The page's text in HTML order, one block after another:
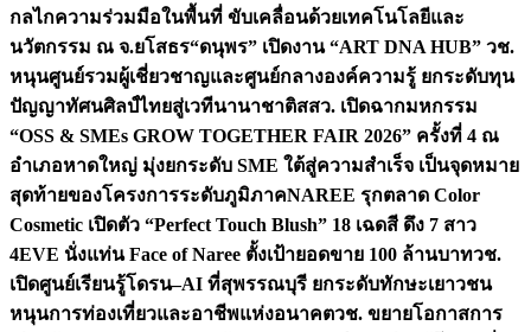
กลไกความร่วมมือในพื้นที่ ขับเคลื่อนด้วยเทคโนโลยีและ
นวัตกรรม ณ จ.ยโสธร“ดนุพร” เปิดงาน “ART DNA HUB” วช.
หนุนศูนย์รวมผู้เชี่ยวชาญและศูนย์กลางองค์ความรู้ ยกระดับทุน
ปัญญาทัศนศิลป์ไทยสู่เวทีนานาชาติสสว. เปิดฉากมหกรรม
“OSS & SMEs GROW TOGETHER FAIR 2026” ครั้งที่ 4 ณ
อำเภอหาดใหญ่ มุ่งยกระดับ SME ใต้สู่ความสำเร็จ เป็นจุดหมาย
สุดท้ายของโครงการระดับภูมิภาคNAREE รุกตลาด Color
Cosmetic เปิดตัว “Perfect Touch Blush” 18 เฉดสี ดึง 7 สาว
4EVE นั่งแท่น Face of Naree ตั้งเป้ายอดขาย 100 ล้านบาทวช.
เปิดศูนย์เรียนรู้โดรน–AI ที่สุพรรณบุรี ยกระดับทักษะเยาวชน
หนุนการท่องเที่ยวและอาชีพแห่งอนาคตวช. ขยายโอกาสการ